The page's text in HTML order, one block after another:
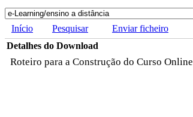
Início Pesquisar Enviar ficheiro
Detalhes do Download
Roteiro para a Construção do Curso Online